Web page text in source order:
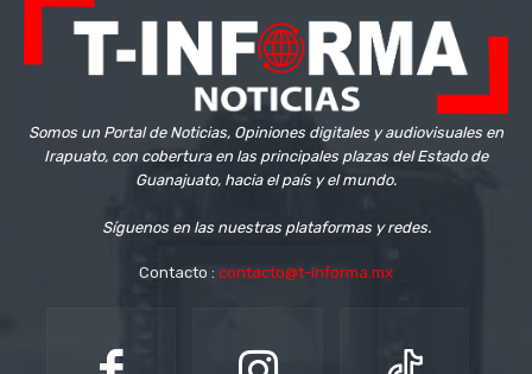
Somos un Portal de Noticias, Opiniones digitales y audiovisuales en
Irapuato, con cobertura en las principales plazas del Estado de
Guanajuato, hacia el país y el mundo.
Síguenos en las nuestras plataformas y redes.
Contacto : contacto@t-informa.mx